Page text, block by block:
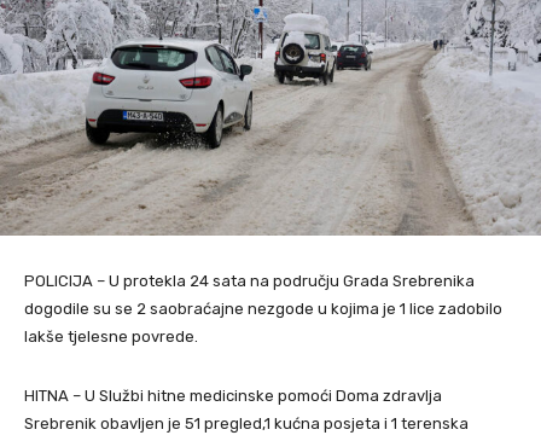
POLICIJA – U protekla 24 sata na području Grada Srebrenika
dogodile su se 2 saobraćajne nezgode u kojima je 1 lice zadobilo
lakše tjelesne povrede.
HITNA – U Službi hitne medicinske pomoći Doma zdravlja
Srebrenik obavljen je 51 pregled,1 kućna posjeta i 1 terenska